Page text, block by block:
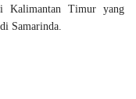
Kalimantan Timur yang
Samarinda.